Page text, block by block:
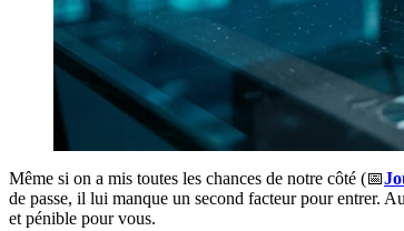
Même si on a mis toutes les chances de notre côté (📅
de passe, il lui manque un second facteur pour entrer.
et pénible pour vous.